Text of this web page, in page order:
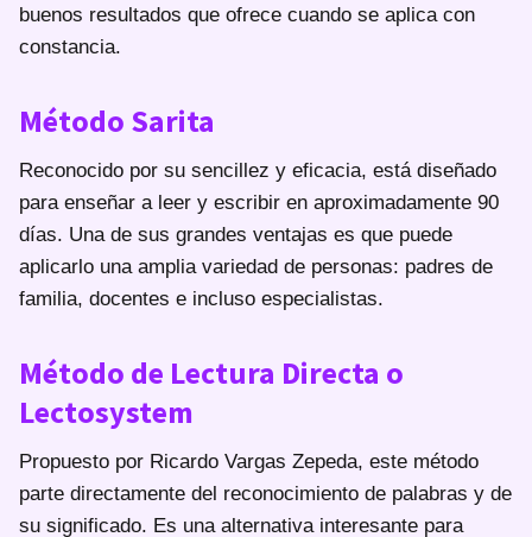
buenos resultados que ofrece cuando se aplica con
constancia.
Método Sarita
Reconocido por su sencillez y eficacia, está diseñado
para enseñar a leer y escribir en aproximadamente 90
días. Una de sus grandes ventajas es que puede
aplicarlo una amplia variedad de personas: padres de
familia, docentes e incluso especialistas.
Método de Lectura Directa o
Lectosystem
Propuesto por Ricardo Vargas Zepeda, este método
parte directamente del reconocimiento de palabras y de
su significado. Es una alternativa interesante para